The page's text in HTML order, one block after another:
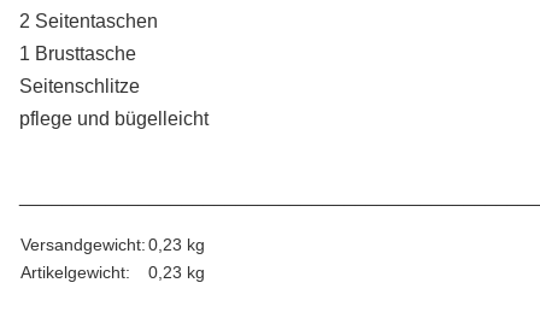
2 Seitentaschen
1 Brusttasche
Seitenschlitze
pflege und bügelleicht
Versandgewicht:0,23 kg
Artikelgewicht:
0,23 kg